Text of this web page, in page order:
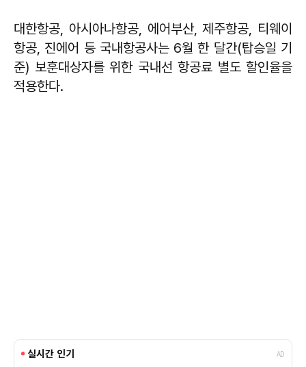
대한항공, 아시아나항공, 에어부산, 제주항공, 티웨이
항공, 진에어 등 국내항공사는 6월 한 달간(탑승일 기
준) 보훈대상자를 위한 국내선 항공료 별도 할인율을
적용한다.